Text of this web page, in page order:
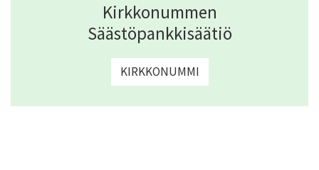
Kirkkonummen
Säästöpankkisäätiö
KIRKKONUMMI